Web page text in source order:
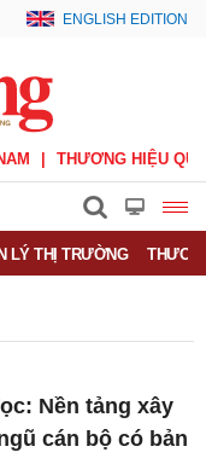
ENGLISH EDITION
THƯƠNG HIỆU
LÝ THỊ TRƯỜNG
Nền tảng xây
cán bộ có bản